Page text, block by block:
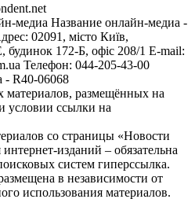
медиа Название онлайн-медиа -
02091, місто Київ,
172-Б, офіс 208/1 E-mail:
Телефон: 044-205-43-00
- R40-06068
размещённых на
условии ссылки на
со страницы «Новости
изданий – обязательна
систем гиперссылка.
в независимости от
использования материалов.